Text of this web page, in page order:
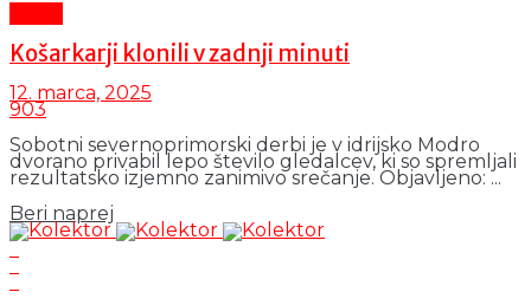
Košarkarji klonili v zadnji minuti
12. marca, 2025
903
Sobotni severnoprimorski derbi je v idrijsko Modro
dvorano privabil lepo število gledalcev, ki so spremljali
rezultatsko izjemno zanimivo srečanje. Objavljeno: ...
Beri naprej